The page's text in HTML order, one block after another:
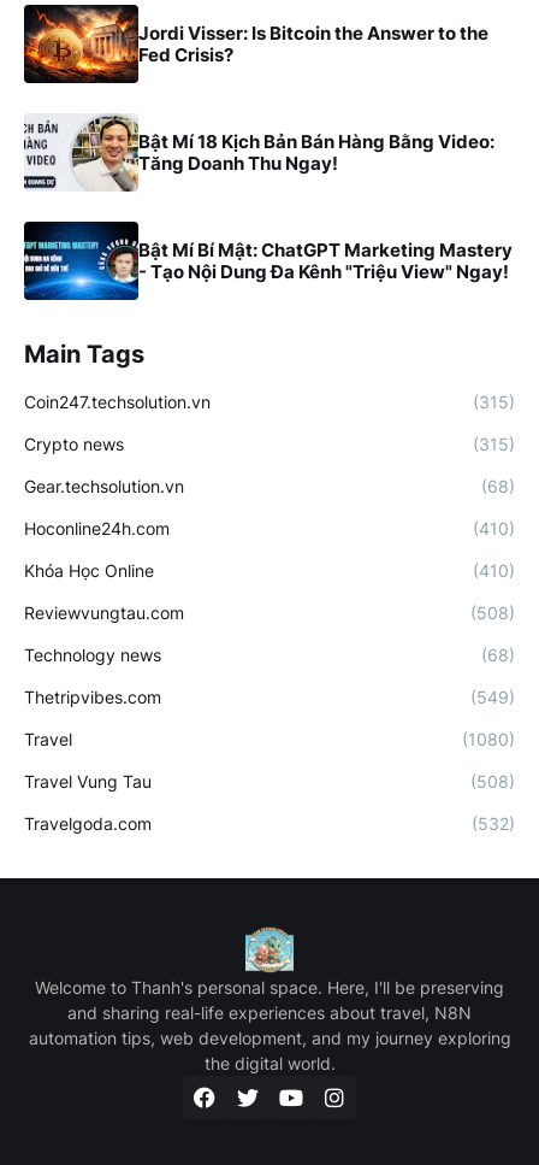
Jordi Visser: Is Bitcoin the Answer to the
Fed Crisis?
Bật Mí 18 Kịch Bản Bán Hàng Bằng Video:
Tăng Doanh Thu Ngay!
Bật Mí Bí Mật: ChatGPT Marketing Mastery
- Tạo Nội Dung Đa Kênh "Triệu View" Ngay!
Main Tags
Coin247.techsolution.vn (315)
Crypto news (315)
Gear.techsolution.vn (68)
Hoconline24h.com (410)
Khóa Học Online (410)
Reviewvungtau.com (508)
Technology news (68)
Thetripvibes.com (549)
Travel (1080)
Travel Vung Tau (508)
Travelgoda.com (532)
Welcome to Thanh's personal space. Here, I'll be preserving
and sharing real-life experiences about travel, N8N
automation tips, web development, and my journey exploring
the digital world.